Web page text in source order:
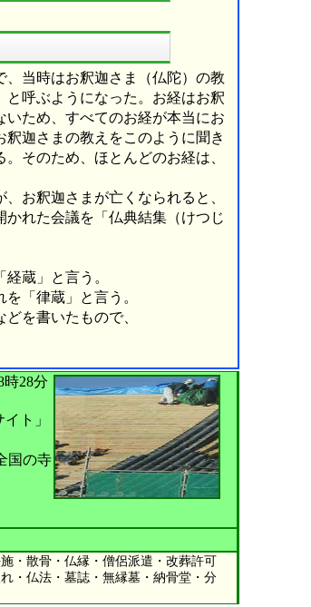
当時はお釈迦さま（仏陀）の教
呼ぶようになった。お経はお釈
ため、すべてのお経が本当にお
迦さまの教えをこのように聞き
そのため、ほとんどのお経は、
お釈迦さまが亡くなられると、
れた会議を「仏典結集（けつじ
蔵」と言う。
「律蔵」と言う。
を書いたもので、
時28分
ト」
国の寺
・散骨・仏縁・僧侶派遣・改葬許可
・仏法・墓誌・無縁墓・納骨堂・分